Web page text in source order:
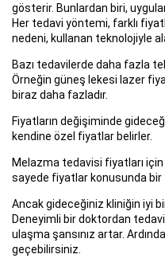
gösterir. Bunlardan biri,
Her tedavi yöntemi, farklı
nedeni, kullanan teknolojiyle
Bazı tedavilerde daha fazla
Örneğin güneş lekesi lazer
biraz daha fazladır.
Fiyatların değişiminde
kendine özel fiyatlar belirler.
Melazma tedavisi fiyatları
sayede fiyatlar konusunda
Ancak gideceğiniz kliniğin iyi
Deneyimli bir doktordan
ulaşma şansınız artar.
geçebilirsiniz.